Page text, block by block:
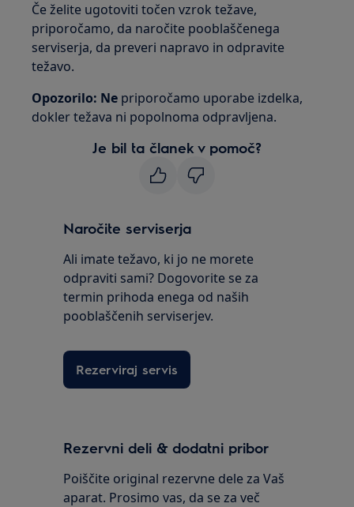
Če želite ugotoviti točen vzrok težave,
priporočamo, da naročite pooblaščenega
serviserja, da preveri napravo in odpravite
težavo.
Opozorilo: Ne priporočamo uporabe izdelka,
dokler težava ni popolnoma odpravljena.
Je bil ta članek v pomoč?
Naročite serviserja
Ali imate težavo, ki jo ne morete
odpraviti sami? Dogovorite se za
termin prihoda enega od naših
pooblaščenih serviserjev.
Rezerviraj servis
Rezervni deli & dodatni pribor
Poiščite original rezervne dele za Vaš
aparat. Prosimo vas, da se za več